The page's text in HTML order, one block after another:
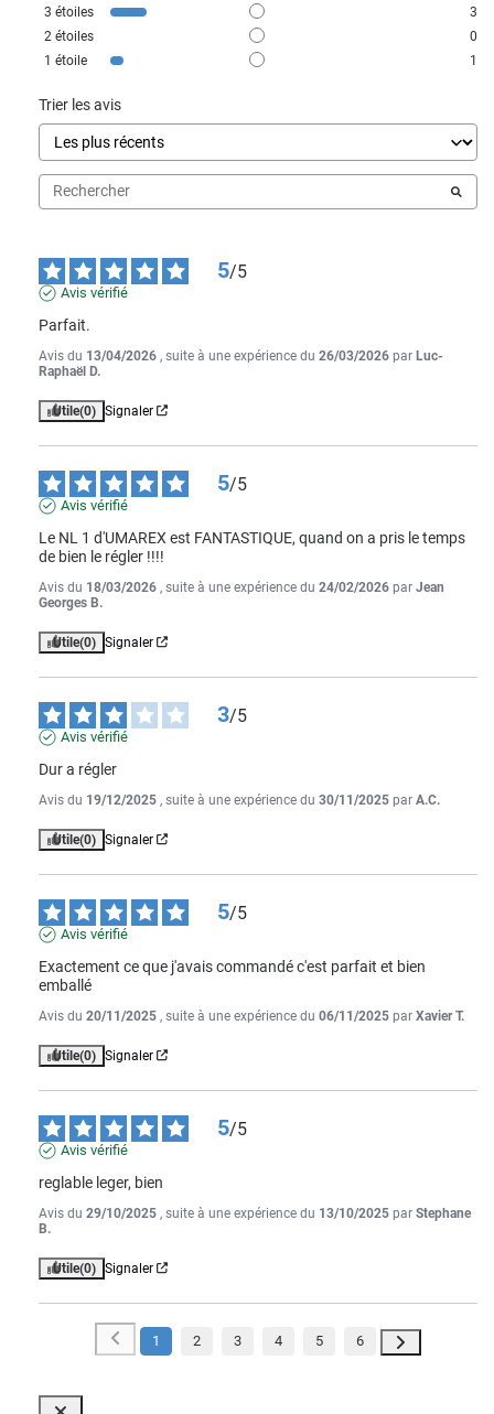
3 étoiles
3
2 étoiles
0
1 étoile 1
Trier les avis
5/5
Avis vérifié
Parfait.
Avis du 13/04/2026 , suite à une expérience du 26/03/2026 par Luc-
Raphaël D.
Utile(0) Signaler
5/5
Avis vérifié
Le NL 1 d'UMAREX est FANTASTIQUE, quand on a pris le temps
de bien le régler !!!!
Avis du 18/03/2026 , suite à une expérience du 24/02/2026 par Jean
Georges B.
Utile(0) Signaler
3/5
Avis vérifié
Dur a régler
Avis du 19/12/2025 , suite à une expérience du 30/11/2025 par A.C.
Utile(0) Signaler
5/5
Avis vérifié
Exactement ce que j'avais commandé c'est parfait et bien
emballé
Avis du 20/11/2025 , suite à une expérience du 06/11/2025 par Xavier T.
Utile(0) Signaler
5/5
Avis vérifié
reglable leger, bien
Avis du 29/10/2025 , suite à une expérience du 13/10/2025 par Stephane
B.
Utile(0) Signaler
1 2 3 4 5 6